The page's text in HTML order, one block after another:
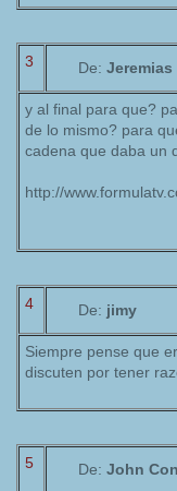
3 De: Jeremias
y al final para que?
de lo mismo? para
cadena que daba un
http://
4 De: jimy
Siempre pense que
discuten por tener
5 De: John